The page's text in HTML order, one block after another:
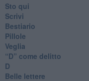
Sto qui
Scrivi
Bestiario
Pillole
Veglia
​“D” come delitto
D
Belle lettere